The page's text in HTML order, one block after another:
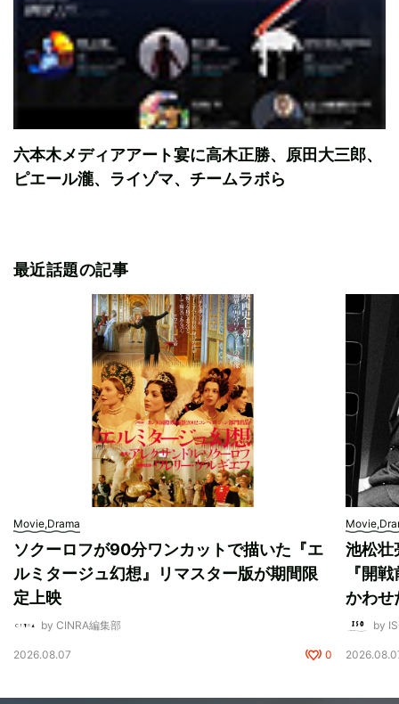
六本木メディアアート宴に高木正勝、原田大三郎、
ピエール瀧、ライゾマ、チームラボら
最近話題の記事
Movie,Drama
ソクーロフが90分ワンカットで描いた『エ
ルミタージュ幻想』リマスター版が期間限
定上映
by CINRA編集部
2026.08.07 0
池松壮
『開
かわせ
by